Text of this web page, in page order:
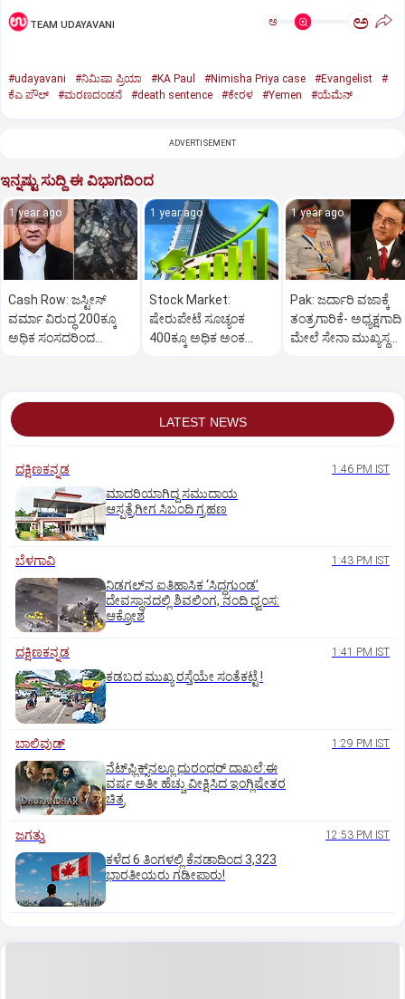
TEAM UDAYAVANI ಅ ಅ
#udayavani #ನಿಮಿಷಾ ಪ್ರಿಯಾ #KA Paul #Nimisha Priya case #Evangelist
#
ಕೆಎ ಪೌಲ್
#ಮರಣದಂಡನೆ #death sentence #ಕೇರಳ #Yemen #ಯೆಮೆನ್‌
ADVERTISEMENT
ಇನ್ನಷ್ಟು ಸುದ್ದಿ ಈ ವಿಭಾಗದಿಂದ
1 year ago
Cash Row: ಜಸ್ಟೀಸ್‌
ವರ್ಮಾ ವಿರುದ್ಧ 200ಕ್ಕೂ
ಅಧಿಕ ಸಂಸದರಿಂದ
1 year ago
Stock Market:
ಷೇರುಪೇಟೆ ಸೂಚ್ಯಂಕ
400ಕ್ಕೂ ಅಧಿಕ ಅಂಕ
1 year ago
Pak: ಜರ್ದಾರಿ ವಜಾಕ್ಕೆ
ತಂತ್ರಗಾರಿಕೆ- ಅಧ್ಯಕ್ಷಗಾದಿ
ಮೇಲೆ ಸೇನಾ ಮುಖ್ಯಸ್ಥ
LATEST NEWS
ದಕ್ಷಿಣಕನ್ನಡ 1:46 PM IST
ಮಾದರಿಯಾಗಿದ್ದ ಸಮುದಾಯ
ಆಸ್ಪತ್ರೆಗೀಗ ಸಿಬಂದಿ ಗ್ರಹಣ
ಬೆಳಗಾವಿ 1:43 PM IST
ನಿಡಗಲ್‌ನ ಐತಿಹಾಸಿಕ ‘ಸಿದ್ಧಗುಂಡ’
ದೇವಸ್ಥಾನದಲ್ಲಿ ಶಿವಲಿಂಗ, ನಂದಿ ಧ್ವಂಸ:
ಆಕ್ರೋಶ
ದಕ್ಷಿಣಕನ್ನಡ 1:41 PM IST
ಕಡಬದ ಮುಖ್ಯ ರಸ್ತೆಯೇ ಸಂತೆಕಟ್ಟೆ !
ಬಾಲಿವುಡ್‌ 1:29 PM IST
ನೆಟ್‌ಫ್ಲಿಕ್ಸ್‌ನಲ್ಲೂ ಧುರಂಧರ್‌ ದಾಖಲೆ:ಈ
ವರ್ಷ ಅತೀ ಹೆಚ್ಚು ವೀಕ್ಷಿಸಿದ ಇಂಗ್ಲಿಷೇತರ
ಚಿತ್ರ
ಜಗತ್ತು 12:53 PM IST
ಕಳೆದ 6 ತಿಂಗಳಲ್ಲಿ ಕೆನಡಾದಿಂದ 3,323
ಭಾರತೀಯರು ಗಡೀಪಾರು!